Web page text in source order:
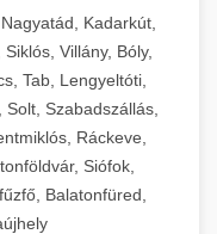
professzionális
vágás
szeletelő
+
berendezések
a
a termék
+
Kadarkút,
Villány, Bóly,
Tab, Lengyeltóti,
Szabadszállás,
Ráckeve,
Siófok,
Balatonfüred,